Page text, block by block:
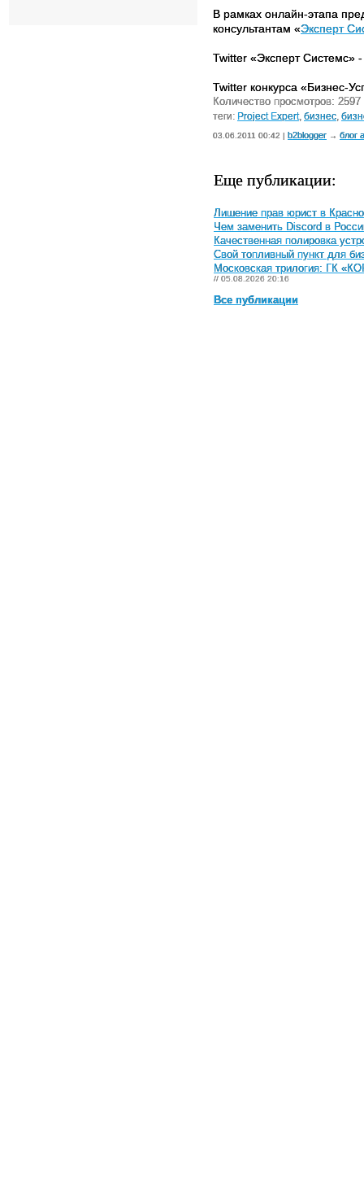
В рамках онлайн-этапа
консультантам «Эксперт
Twitter «Эксперт Системс»
Twitter конкурса «Бизнес-
Количество просмотров: 2597
теги: Project Expert, бизнес
03.06.2011 00:42 | b2blogger → блог
Еще публикации:
Лишение прав юрист в
Чем заменить Discord в
Качественная полировка
Свой топливный пункт для
Московская трилогия: ГК
// 05.08.2026 20:16
Все публикации